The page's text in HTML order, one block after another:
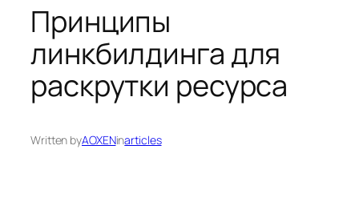
Принципы
линкбилдинга для
раскрутки ресурса
Written byAOXENinarticles